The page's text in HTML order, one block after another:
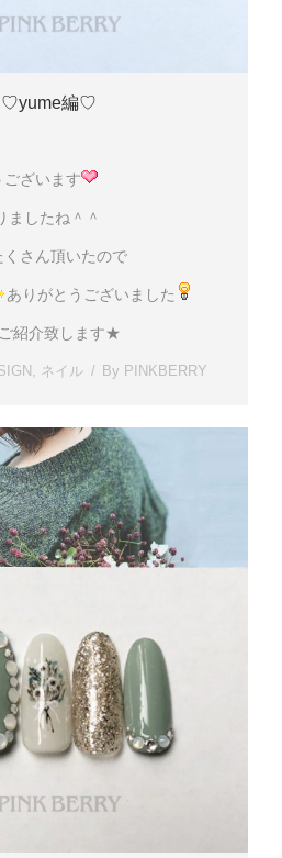
♡yume編♡
ざいます
ましたね＾＾
さん頂いたので
ありがとうございました
紹介致します★
, ネイル By PINKBERRY